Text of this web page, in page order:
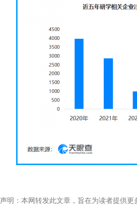
声明：本网转发此文章，旨在为读者提供